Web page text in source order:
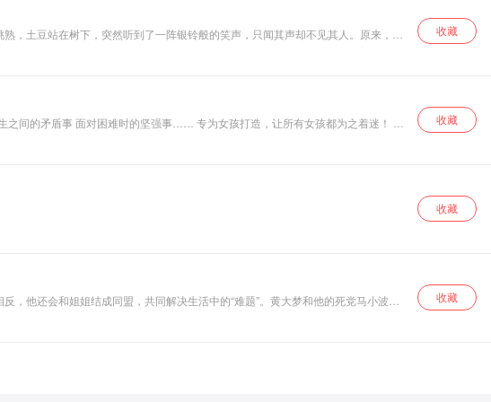
土豆站在树下，突然听到了一阵银铃般的笑声，只闻其声却不见其人。原来，宅
。土豆能帮助小绿实现心愿吗？
收藏
间的矛盾事 面对困难时的坚强事…… 专为女孩打造，让所有女孩都为之着迷！ 与
收藏
收藏
他还会和姐姐结成同盟，共同解决生活中的“难题”。黄大梦和他的死党马小波一
收藏